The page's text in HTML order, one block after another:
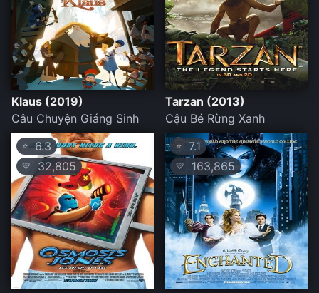
Klaus (2019)
Câu Chuyện Giáng Sinh
Tarzan (2013)
Cậu Bé Rừng Xanh
⭐ 6.3
💛 32,805
⭐ 7.1
💛 163,865